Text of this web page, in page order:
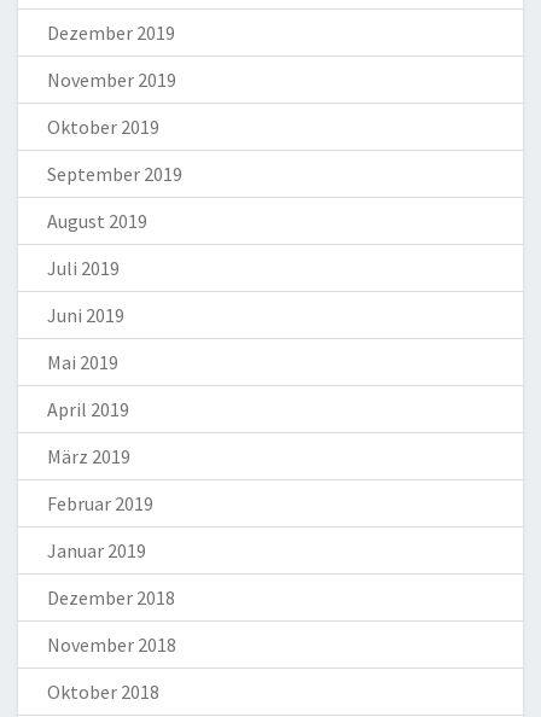
Dezember 2019
November 2019
Oktober 2019
September 2019
August 2019
Juli 2019
Juni 2019
Mai 2019
April 2019
März 2019
Februar 2019
Januar 2019
Dezember 2018
November 2018
Oktober 2018